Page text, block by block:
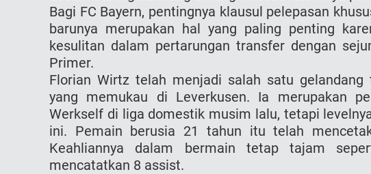
Bagi FC Bayern, pentingnya klausul pelepasan
barunya merupakan hal yang paling penting
kesulitan dalam pertarungan transfer dengan
Primer.
Florian Wirtz telah menjadi salah satu
yang memukau di Leverkusen. Ia merupakan
Werkself di liga domestik musim lalu, tetapi
ini. Pemain berusia 21 tahun itu telah
Keahliannya dalam bermain tetap tajam
mencatatkan 8 assist.